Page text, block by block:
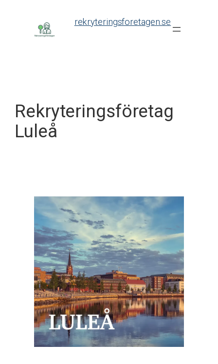
rekryteringsforetagen.se
Rekryteringsföretag
Luleå